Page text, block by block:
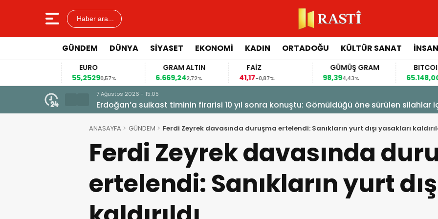
Haber ara...
GÜNDEM DÜNYA SİYASET EKONOMİ KADIN ORTADOĞU KÜLTÜR SANAT
55,25290,57%
GRAM ALTIN
6.669,242,72% -0,87%
GÜMÜŞ GRAM
4,43%
BITCOIN
65.148,001,17%
şimdi de siyasi
7 Ağustos 2026 - 15:05
Erdoğan’a suikast timinin firarisi 10 yıl sonra konuştu: Gömüldüğü öne sürülen silahlar
kazı başladı
ANASAYFA GÜNDEM Ferdi Zeyrek davasında duruşma ertelendi: Sanıkların yurt dışı yasakları
Ferdi Zeyrek davasında
ertelendi: Sanıkların yurt